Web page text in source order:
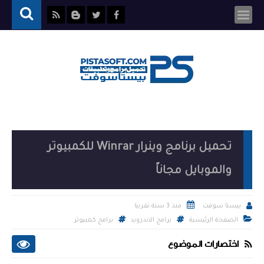
تحميل برنامج وينرار Winrar للكمبيوتر
والموبايل مجاناً
 بيستا سوفت  منذ 3 سنة تقريبا
 الصفحة الرئيسية برامج الاندرويد برامج كمبيوتر
اختصارات الموضوع